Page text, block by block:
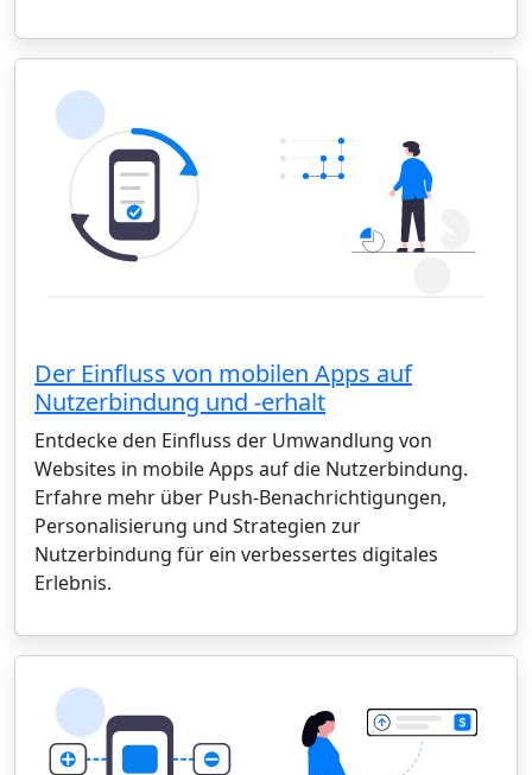
Der Einfluss von mobilen Apps auf
Nutzerbindung und -erhalt
Entdecke den Einfluss der Umwandlung von
Websites in mobile Apps auf die Nutzerbindung.
Erfahre mehr über Push-Benachrichtigungen,
Personalisierung und Strategien zur
Nutzerbindung für ein verbessertes digitales
Erlebnis.